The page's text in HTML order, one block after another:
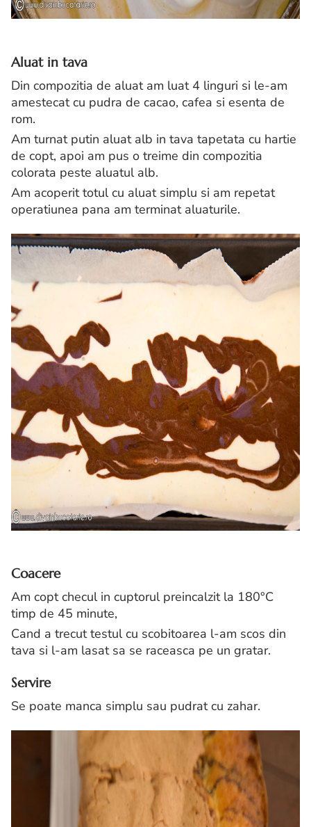
Aluat in tava
Din compozitia de aluat am luat 4 linguri si le-am
amestecat cu pudra de cacao, cafea si esenta de
rom.
Am turnat putin aluat alb in tava tapetata cu hartie
de copt, apoi am pus o treime din compozitia
colorata peste aluatul alb.
Am acoperit totul cu aluat simplu si am repetat
operatiunea pana am terminat aluaturile.
Coacere
Am copt checul in cuptorul preincalzit la 180°C
timp de 45 minute,
Cand a trecut testul cu scobitoarea l-am scos din
tava si l-am lasat sa se raceasca pe un gratar.
Servire
Se poate manca simplu sau pudrat cu zahar.